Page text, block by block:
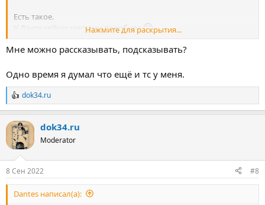
Есть такое.
У Данте сейчас местами подобное🙂
Например - какая связь между Данте и ТС😉
Для начала я подброшу 😉
Нажмите для раскрытия...
Мне можно рассказывать, подсказывать?
Одно время я думал что ещё и тс у меня.
Р
е
к
ц
и
dok34.ru
dok34.ru
Moderator
8 Сен 2022 #8
Dantes написал(а):